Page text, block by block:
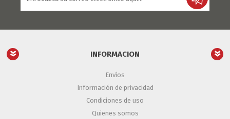
INFORMACION
Envíos
Información de privacidad
Condiciones de uso
Quienes somos